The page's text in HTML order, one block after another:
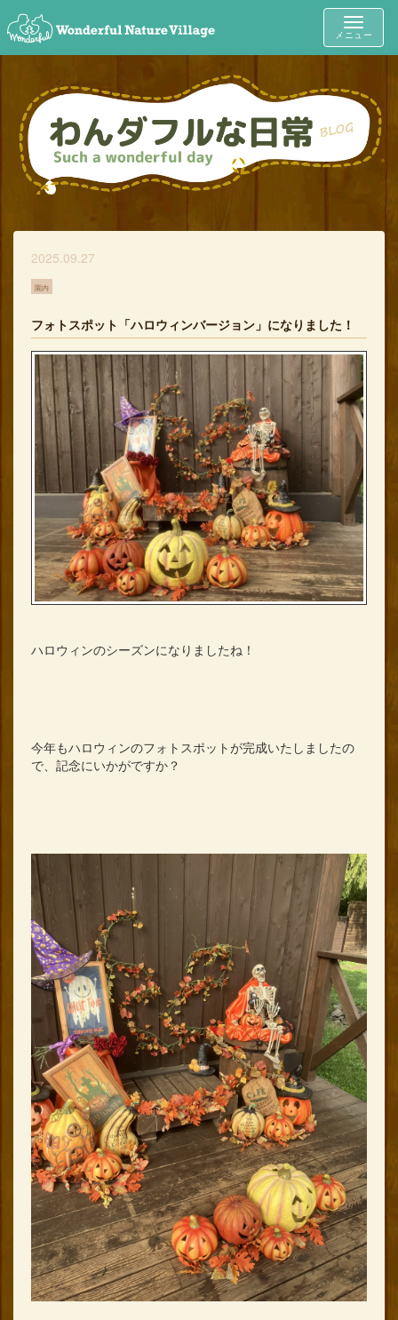
Toggle
メニュー
2025.09.27
園内
フォトスポット「ハロウィンバージョン」になりました！
ハロウィンのシーズンになりましたね！
今年もハロウィンのフォトスポットが完成いたしましたの
で、記念にいかがですか？